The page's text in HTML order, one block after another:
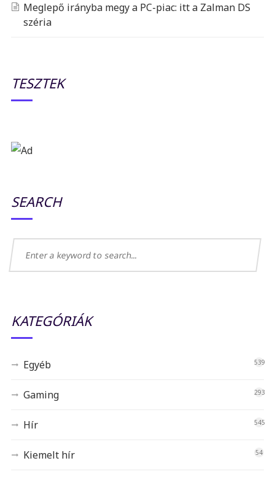
Meglepő irányba megy a PC-piac: itt a Zalman DS
széria
TESZTEK
SEARCH
KATEGÓRIÁK
Egyéb 539
Gaming 293
Hír 545
Kiemelt hír 54